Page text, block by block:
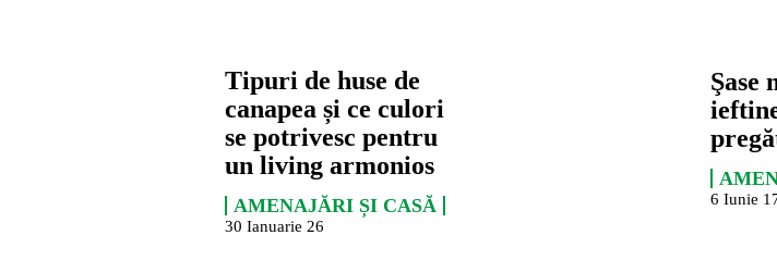
Tipuri de huse de
canapea și ce culori
se potrivesc pentru
un living armonios
AMENAJĂRI ȘI CASĂ
30 Ianuarie 26
Şase
6 Iunie